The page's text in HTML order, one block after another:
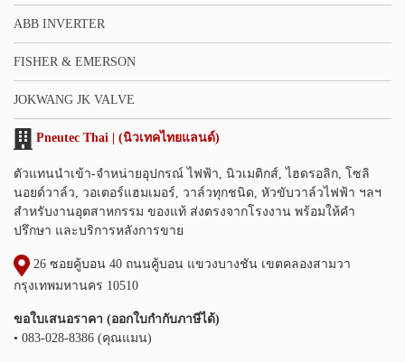
ABB INVERTER
FISHER & EMERSON
JOKWANG JK VALVE
Pneutec Thai | (นิวเทคไทยแลนด์)
ตัวแทนนำเข้า-จำหน่ายอุปกรณ์ ไฟฟ้า, นิวเมติกส์, ไฮดรอลิก, โซลิ
นอยด์วาล์ว, วอเตอร์แฮมเมอร์, วาล์วทุกชนิด, หัวขับวาล์วไฟฟ้า ฯลฯ
สำหรับงานอุตสาหกรรม ของแท้ ส่งตรงจากโรงงาน พร้อมให้คำ
ปรึกษา และบริการหลังการขาย
26 ซอยคู้บอน 40 ถนนคู้บอน แขวงบางชัน เขตคลองสามวา
กรุงเทพมหานคร 10510
ขอใบเสนอราคา (ออกใบกำกับภาษีได้)
• 083-028-8386 (คุณแมน)